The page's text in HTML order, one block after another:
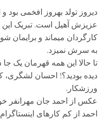
دیروز تولد بهروز افخمی
عزیزش آهیل است. تبریک
کارگردان میماند و برایمان
به سرش نمیزد.
تا حالا این همه قهرمان یک
دیده بودید؟! احسان لشگری،
ورزشکار.
عکس از احمد جان مهرانفر
احمد از کم کارهای